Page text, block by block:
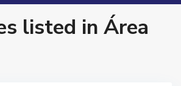
listed in Área